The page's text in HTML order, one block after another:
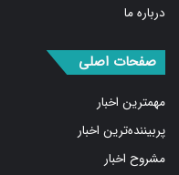
درباره ما
صفحات اصلی
مهمترین اخبار
پربیننده‌ترین اخبار
مشروح اخبار